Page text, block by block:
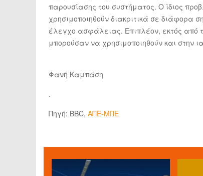
παρουσίασης του συστήματος. Ο ίδιος
χρησιμοποιηθούν διακριτικά σε διάφορα
έλεγχο ασφάλειας. Επιπλέον, εκτός από
μπορούσαν να χρησιμοποιηθούν και στην
Φανή Καμπάση
.
Πηγή: BBC, ΑΠΕ-ΜΠΕ